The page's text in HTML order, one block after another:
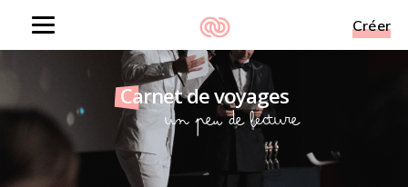
Toggle
Créer
Carnet de voyages
Un peu de lecture